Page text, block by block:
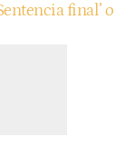
final’ o